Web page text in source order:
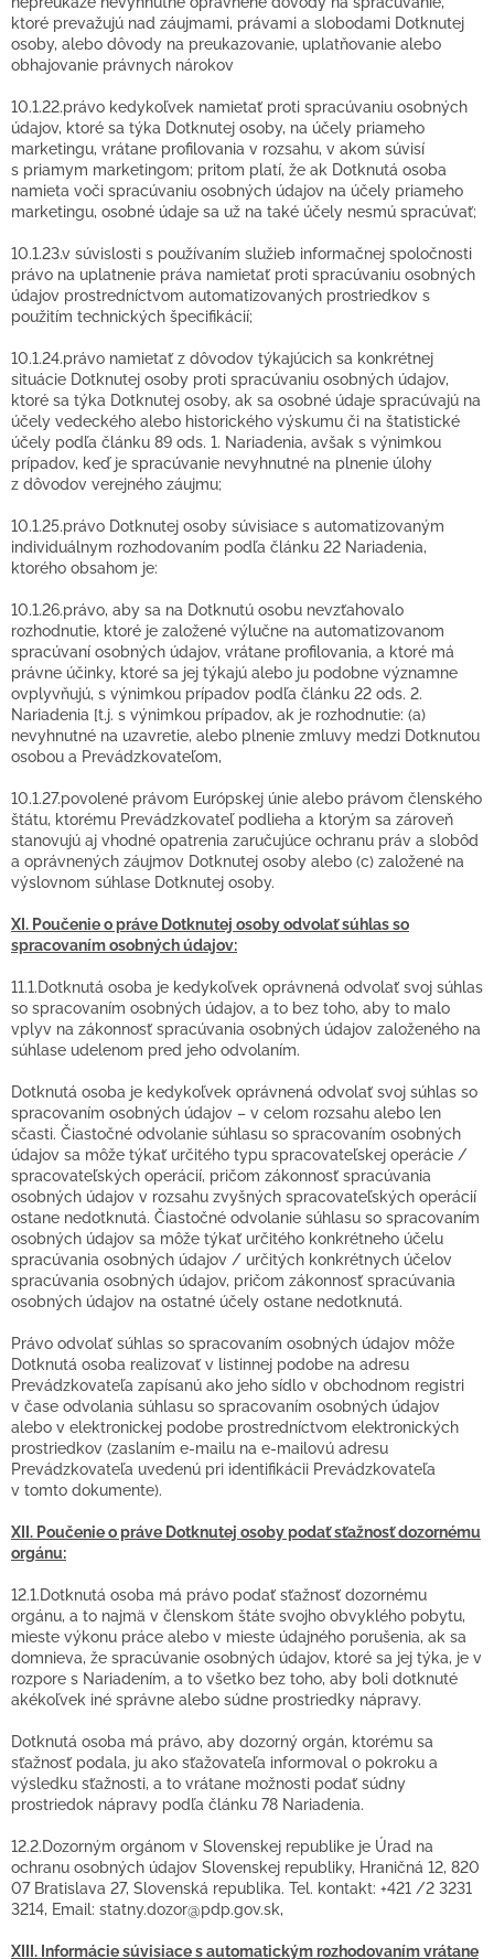
ktoré prevažujú nad záujmami, právami a slobodami Dotknutej
osoby, alebo dôvody na preukazovanie, uplatňovanie alebo
obhajovanie právnych nárokov
10.1.22.právo kedykoľvek namietať proti spracúvaniu osobných
údajov, ktoré sa týka Dotknutej osoby, na účely priameho
marketingu, vrátane profilovania v rozsahu, v akom súvisí
s priamym marketingom; pritom platí, že ak Dotknutá osoba
namieta voči spracúvaniu osobných údajov na účely priameho
marketingu, osobné údaje sa už na také účely nesmú spracúvať;
10.1.23.v súvislosti s používaním služieb informačnej spoločnosti
právo na uplatnenie práva namietať proti spracúvaniu osobných
údajov prostredníctvom automatizovaných prostriedkov s
použitím technických špecifikácií;
10.1.24.právo namietať z dôvodov týkajúcich sa konkrétnej
situácie Dotknutej osoby proti spracúvaniu osobných údajov,
ktoré sa týka Dotknutej osoby, ak sa osobné údaje spracúvajú na
účely vedeckého alebo historického výskumu či na štatistické
účely podľa článku 89 ods. 1. Nariadenia, avšak s výnimkou
prípadov, keď je spracúvanie nevyhnutné na plnenie úlohy
z dôvodov verejného záujmu;
10.1.25.právo Dotknutej osoby súvisiace s automatizovaným
individuálnym rozhodovaním podľa článku 22 Nariadenia,
ktorého obsahom je:
10.1.26.právo, aby sa na Dotknutú osobu nevzťahovalo
rozhodnutie, ktoré je založené výlučne na automatizovanom
spracúvaní osobných údajov, vrátane profilovania, a ktoré má
právne účinky, ktoré sa jej týkajú alebo ju podobne významne
ovplyvňujú, s výnimkou prípadov podľa článku 22 ods. 2.
Nariadenia [t.j. s výnimkou prípadov, ak je rozhodnutie: (a)
nevyhnutné na uzavretie, alebo plnenie zmluvy medzi Dotknutou
osobou a Prevádzkovateľom,
10.1.27.povolené právom Európskej únie alebo právom členského
štátu, ktorému Prevádzkovateľ podlieha a ktorým sa zároveň
stanovujú aj vhodné opatrenia zaručujúce ochranu práv a slobôd
a oprávnených záujmov Dotknutej osoby alebo (c) založené na
výslovnom súhlase Dotknutej osoby.
XI. Poučenie o práve Dotknutej osoby odvolať súhlas so
spracovaním osobných údajov:
11.1.Dotknutá osoba je kedykoľvek oprávnená odvolať svoj súhlas
so spracovaním osobných údajov, a to bez toho, aby to malo
vplyv na zákonnosť spracúvania osobných údajov založeného na
súhlase udelenom pred jeho odvolaním.
Dotknutá osoba je kedykoľvek oprávnená odvolať svoj súhlas so
spracovaním osobných údajov – v celom rozsahu alebo len
sčasti. Čiastočné odvolanie súhlasu so spracovaním osobných
údajov sa môže týkať určitého typu spracovateľskej operácie /
spracovateľských operácií, pričom zákonnosť spracúvania
osobných údajov v rozsahu zvyšných spracovateľských operácií
ostane nedotknutá. Čiastočné odvolanie súhlasu so spracovaním
osobných údajov sa môže týkať určitého konkrétneho účelu
spracúvania osobných údajov / určitých konkrétnych účelov
spracúvania osobných údajov, pričom zákonnosť spracúvania
osobných údajov na ostatné účely ostane nedotknutá.
Právo odvolať súhlas so spracovaním osobných údajov môže
Dotknutá osoba realizovať v listinnej podobe na adresu
Prevádzkovateľa zapísanú ako jeho sídlo v obchodnom registri
v čase odvolania súhlasu so spracovaním osobných údajov
alebo v elektronickej podobe prostredníctvom elektronických
prostriedkov (zaslaním e-mailu na e-mailovú adresu
Prevádzkovateľa uvedenú pri identifikácii Prevádzkovateľa
v tomto dokumente).
XII. Poučenie o práve Dotknutej osoby podať sťažnosť dozornému
orgánu:
12.1.Dotknutá osoba má právo podať sťažnosť dozornému
orgánu, a to najmä v členskom štáte svojho obvyklého pobytu,
mieste výkonu práce alebo v mieste údajného porušenia, ak sa
domnieva, že spracúvanie osobných údajov, ktoré sa jej týka, je v
rozpore s Nariadením, a to všetko bez toho, aby boli dotknuté
akékoľvek iné správne alebo súdne prostriedky nápravy.
Dotknutá osoba má právo, aby dozorný orgán, ktorému sa
sťažnosť podala, ju ako sťažovateľa informoval o pokroku a
výsledku sťažnosti, a to vrátane možnosti podať súdny
prostriedok nápravy podľa článku 78 Nariadenia.
12.2.Dozorným orgánom v Slovenskej republike je Úrad na
ochranu osobných údajov Slovenskej republiky, Hraničná 12, 820
07 Bratislava 27, Slovenská republika. Tel. kontakt: +421 /2 3231
3214, Email: statny.dozor@pdp.gov.sk,
XIII. Informácie súvisiace s automatickým rozhodovaním vrátane